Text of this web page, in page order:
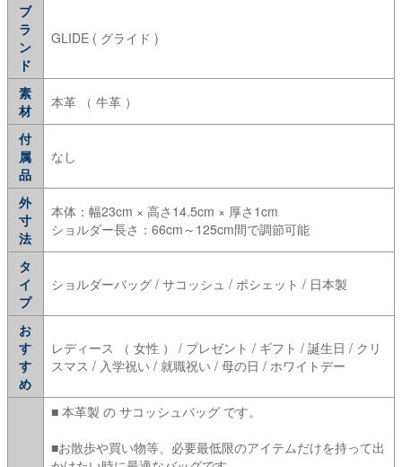
ブ
ラ
ン
ド
GLIDE ( グライド )
素
材
本革 （ 牛革 ）
付
属
品
なし
外
寸
法
本体：幅23cm × 高さ14.5cm × 厚さ1cm
ショルダー長さ：66cm～125cm間で調節可能
タ
イ
プ
ショルダーバッグ / サコッシュ / ポシェット / 日本製
お
す
す
め
レディース （ 女性 ） / プレゼント / ギフト / 誕生日 / クリ
スマス / 入学祝い / 就職祝い / 母の日 / ホワイトデー
■ 本革製 の サコッシュバッグ です。
■お散歩や買い物等、必要最低限のアイテムだけを持って出